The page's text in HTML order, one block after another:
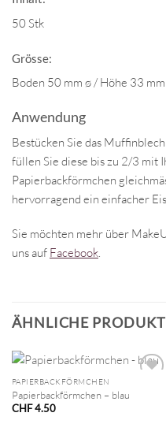
50 Stk
Grösse:
Boden 50 mm ø / Höhe 33 mm
Anwendung
Bestücken Sie das
füllen Sie diese bis zu 2/3 mit
Papierbackförmchen
hervorragend ein einfacher
Sie möchten mehr über
uns auf Facebook
ÄHNLICHE
PAPIERBACKFÖRMCHEN
Papierbackförmchen – blau
CHF4.50